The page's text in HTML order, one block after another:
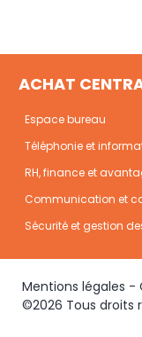
ACHAT
Espace bureau
Téléphonie et
RH, finance et
Communication et
Sécurité et gestion
Mentions légales -
©2026 Tous droits